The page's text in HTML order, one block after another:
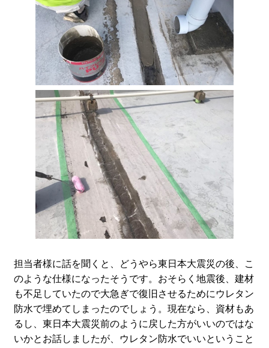
担当者様に話を聞くと、どうやら東日本大震災の後、こ
のような仕様になったそうです。おそらく地震後、建材
も不足していたので大急ぎで復旧させるためにウレタン
防水で埋めてしまったのでしょう。現在なら、資材もあ
るし、東日本大震災前のように戻した方がいいのではな
いかとお話しましたが、ウレタン防水でいいということ